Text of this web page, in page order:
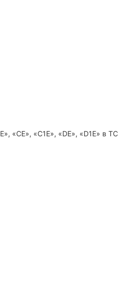
«CE», «C1E», «DE», «D1E»